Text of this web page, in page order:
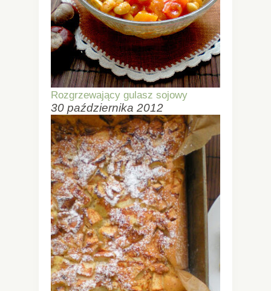
Rozgrzewający gulasz sojowy
30 października 2012